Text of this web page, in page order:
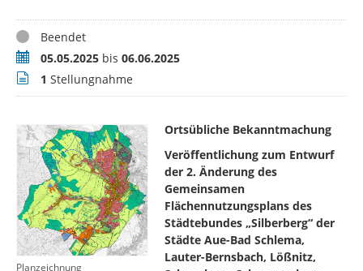
StatusBeendet
Zeitraum05.05.2025 bis 06.06.2025
Stellungnahmen
1 Stellungnahme
Planzeichnung
Ortsübliche Bekanntmachung
Veröffentlichungzum Entwurf
der 2. Änderung des
Gemeinsamen
Flächennutzungsplans des
Städtebundes „Silberberg“ der
Städte Aue-Bad Schlema,
Lauter-Bernsbach, Lößnitz,